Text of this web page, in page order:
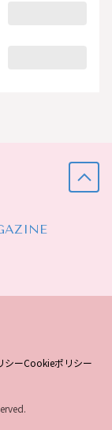
シーCookieポリシー